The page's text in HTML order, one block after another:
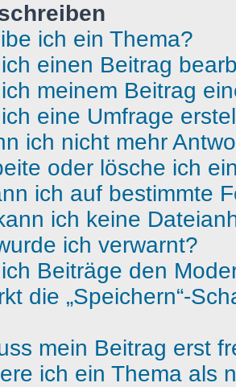
ich ein Thema?
einen Beitrag
meinem Beitrag
eine Umfrage
ich nicht mehr
oder lösche ich
ich auf bestimmte
ich keine
ich verwarnt?
Beiträge den
die „Speichern“-
mein Beitrag erst
ich ein Thema als